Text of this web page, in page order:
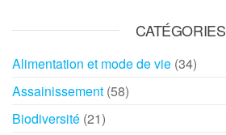
CATÉGORIES
Alimentation et mode de vie (34)
Assainissement (58)
Biodiversité (21)